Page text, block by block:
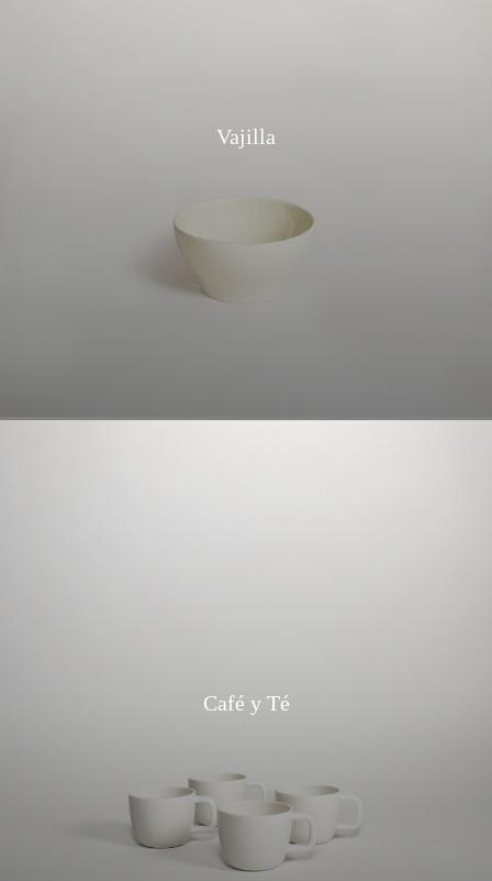
Vajilla
Café y Té